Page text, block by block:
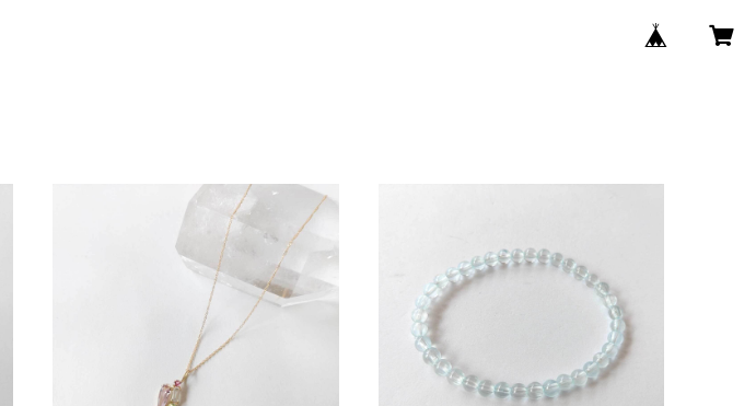
K18ミックスジェムのペンダントトッ
¥56,000
ニードルイントパーズのブレスレット